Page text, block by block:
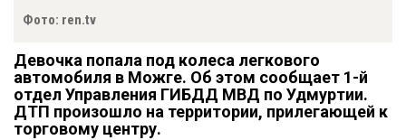
Фото: ren.tv
Девочка попала под колеса легкового
автомобиля в Можге. Об этом сообщает 1-й
отдел Управления ГИБДД МВД по Удмуртии.
ДТП произошло на территории, прилегающей к
торговому центру.